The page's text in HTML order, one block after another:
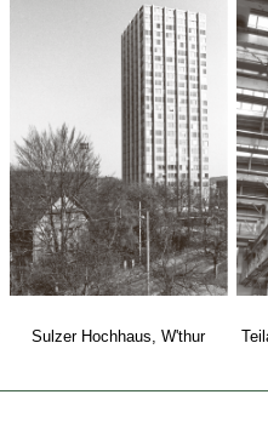
Sulzer Hochhaus, W'thur